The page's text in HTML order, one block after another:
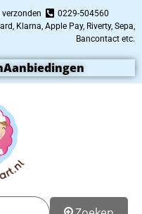
0229-504560
Klarna, Apple Pay, Riverty, Sepa,
Bancontact etc.
Aanbiedingen